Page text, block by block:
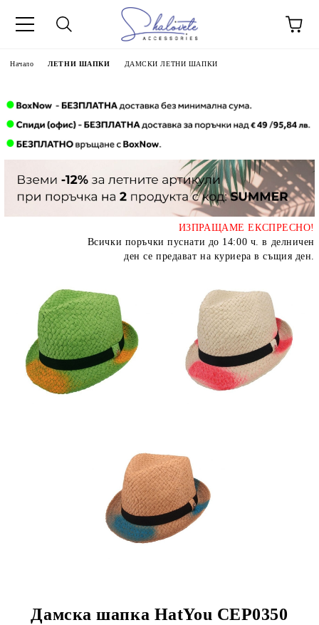
Начало ЛЕТНИ ШАПКИ ДАМСКИ ЛЕТНИ ШАПКИ
ИЗПРАЩАМЕ ЕКСПРЕСНО!
Всички поръчки пуснати до 14:00 ч. в делничен
ден се предават на куриера в същия ден.
Дамска шапка HatYou CEP0350